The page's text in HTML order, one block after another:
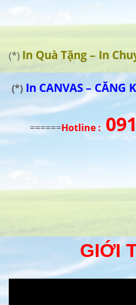
(*) In Quà Tặng – In
(*) In CANVAS – CĂNG
======Hotline :
GIỚI